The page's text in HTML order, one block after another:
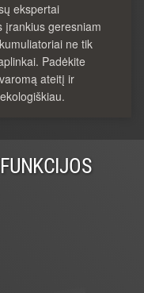
ekspertai
įrankius geresniam
ne tik
Padėkite
ateitį ir